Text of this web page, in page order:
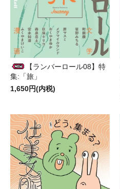
【ランバーロール08】特
集:「旅」
1,650円(内税)